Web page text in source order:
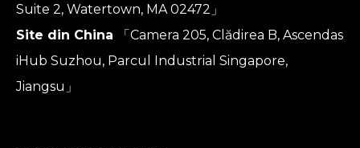
Suite 2, Watertown, MA 02472」
Site din China
「Camera 205, Clădirea B, Ascendas
iHub Suzhou, Parcul Industrial Singapore,
Jiangsu」